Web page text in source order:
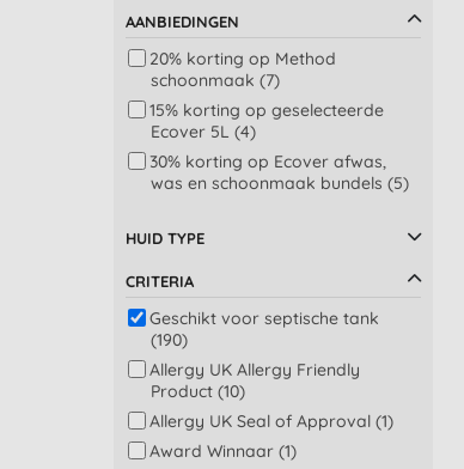
Bad en douche (3)
Douche (3)
Professionele
schoonmaakproducten (3)
Hand en lichaamszeep (2)
Ontstoppers (2)
Schuurmiddel (2)
Hout en meubels (1)
graniet en marmer (1)
Sonett (8)
AANBIEDINGEN
20% korting op Method
schoonmaak (7)
15% korting op geselecteerde
Ecover 5L (4)
30% korting op Ecover afwas,
was en schoonmaak bundels (5)
HUID TYPE
CRITERIA
Geschikt voor septische tank
(190)
Allergy UK Allergy Friendly
Product (10)
Allergy UK Seal of Approval (1)
Award Winnaar (1)